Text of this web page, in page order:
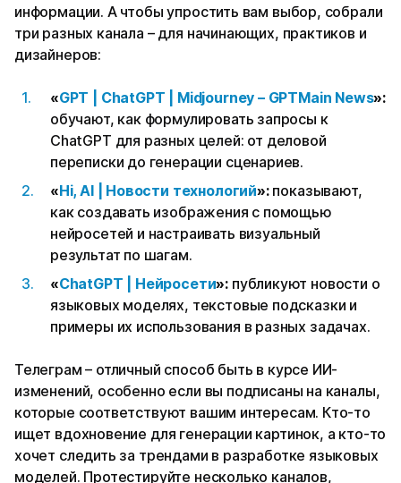
информации. А чтобы упростить вам выбор, собрали
три разных канала – для начинающих, практиков и
дизайнеров:
«GPT | ChatGPT | Midjourney – GPTMain News»:
обучают, как формулировать запросы к
ChatGPT для разных целей: от деловой
переписки до генерации сценариев.
«Hi, AI | Новости технологий»: показывают,
как создавать изображения с помощью
нейросетей и настраивать визуальный
результат по шагам.
«ChatGPT | Нейросети»: публикуют новости о
языковых моделях, текстовые подсказки и
примеры их использования в разных задачах.
Телеграм – отличный способ быть в курсе ИИ-
изменений, особенно если вы подписаны на каналы,
которые соответствуют вашим интересам. Кто-то
ищет вдохновение для генерации картинок, а кто-то
хочет следить за трендами в разработке языковых
моделей. Протестируйте несколько каналов,